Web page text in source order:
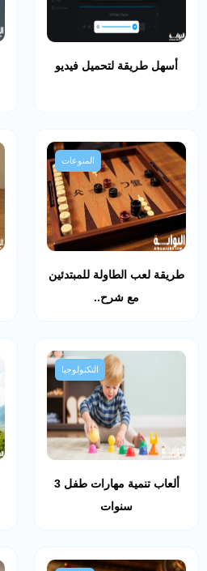
أسهل طريقة لتحميل فيديو
المنوعات
طريقة لعب الطاولة للمبتدئين
مع شرح..
التكنولوجيا
ألعاب تنمية مهارات طفل 3
سنوات